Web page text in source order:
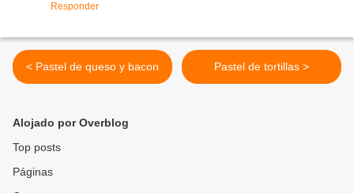
Responder
< Pastel de queso y bacon Pastel de tortillas >
Alojado por Overblog
Top posts
Páginas